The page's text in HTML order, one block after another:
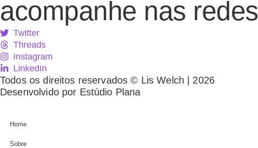
acompanhe nas redes
Twitter
Threads
Instagram
LinkedIn
Todos os direitos reservados © Lis Welch | 2026
Desenvolvido por Estúdio Plana
Home
Sobre